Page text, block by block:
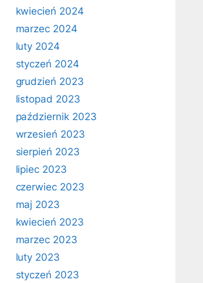
kwiecień 2024
marzec 2024
luty 2024
styczeń 2024
grudzień 2023
listopad 2023
październik 2023
wrzesień 2023
sierpień 2023
lipiec 2023
czerwiec 2023
maj 2023
kwiecień 2023
marzec 2023
luty 2023
styczeń 2023